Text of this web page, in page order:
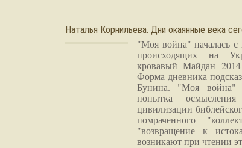
Наталья Корнильева. Дни окаянные века
"Моя война" началась
происходящих на
кровавый Майдан
Форма дневника
Бунина. "Моя война"
попытка
цивилизации
помраченного
"возвращение к
возникают при чтении